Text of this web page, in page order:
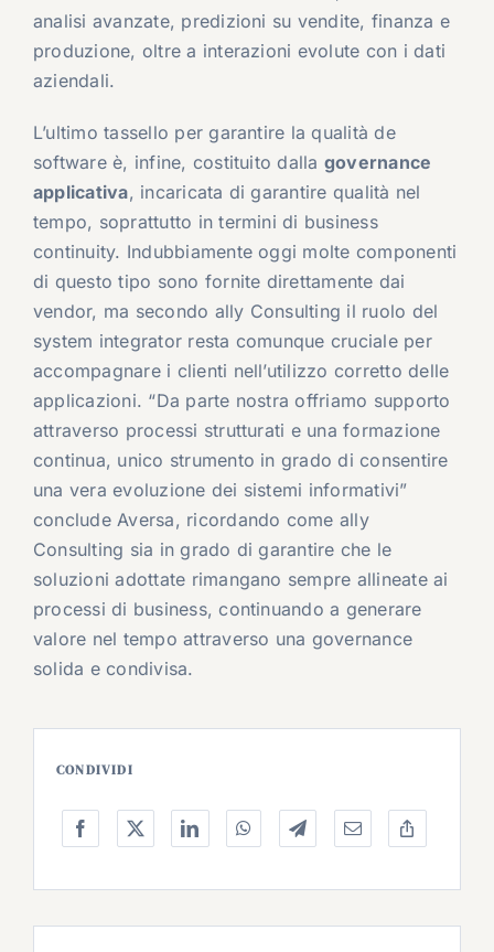
analisi avanzate, predizioni su vendite, finanza e
produzione, oltre a interazioni evolute con i dati
aziendali.
L’ultimo tassello per garantire la qualità de
software è, infine, costituito dalla governance
applicativa, incaricata di garantire qualità nel
tempo, soprattutto in termini di business
continuity. Indubbiamente oggi molte componenti
di questo tipo sono fornite direttamente dai
vendor, ma secondo ally Consulting il ruolo del
system integrator resta comunque cruciale per
accompagnare i clienti nell’utilizzo corretto delle
applicazioni. “Da parte nostra offriamo supporto
attraverso processi strutturati e una formazione
continua, unico strumento in grado di consentire
una vera evoluzione dei sistemi informativi”
conclude Aversa, ricordando come ally
Consulting sia in grado di garantire che le
soluzioni adottate rimangano sempre allineate ai
processi di business, continuando a generare
valore nel tempo attraverso una governance
solida e condivisa.
CONDIVIDI